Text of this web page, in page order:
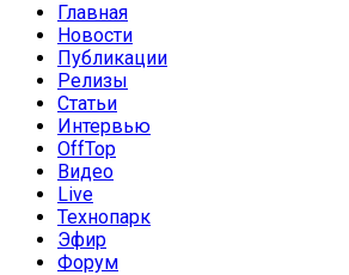
Главная
Новости
Публикации
Релизы
Статьи
Интервью
OffTop
Видео
Live
Технопарк
Эфир
Форум